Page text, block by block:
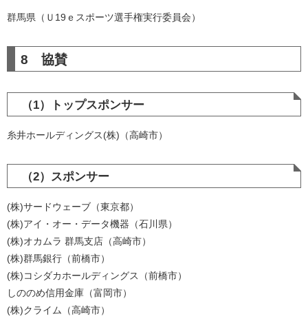
群馬県（Ｕ19ｅスポーツ選手権実行委員会）
8 協賛
（1）トップスポンサー
糸井ホールディングス(株)（高崎市）
（2）スポンサー
(株)サードウェーブ（東京都）
(株)アイ・オー・データ機器（石川県）
(株)オカムラ 群馬支店（高崎市）
(株)群馬銀行（前橋市）
(株)コシダカホールディングス（前橋市）
しののめ信用金庫（富岡市）
(株)クライム（高崎市）